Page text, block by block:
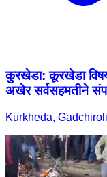
कुरखेडा: कूरखेडा
अखेर सर्वसहमतीने
Kurkheda,